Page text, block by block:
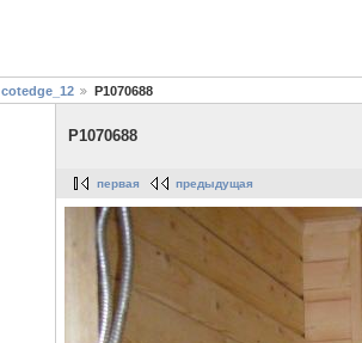
cotedge_12 P1070688
P1070688
первая предыдущая